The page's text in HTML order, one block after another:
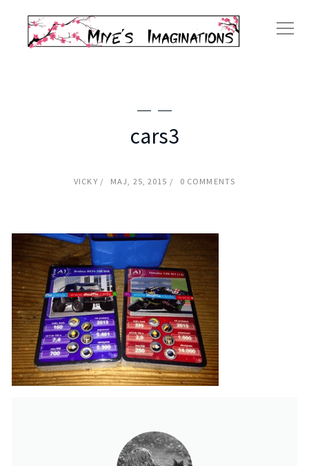
cars3
VICKY MAJ, 25, 2015 0 COMMENTS